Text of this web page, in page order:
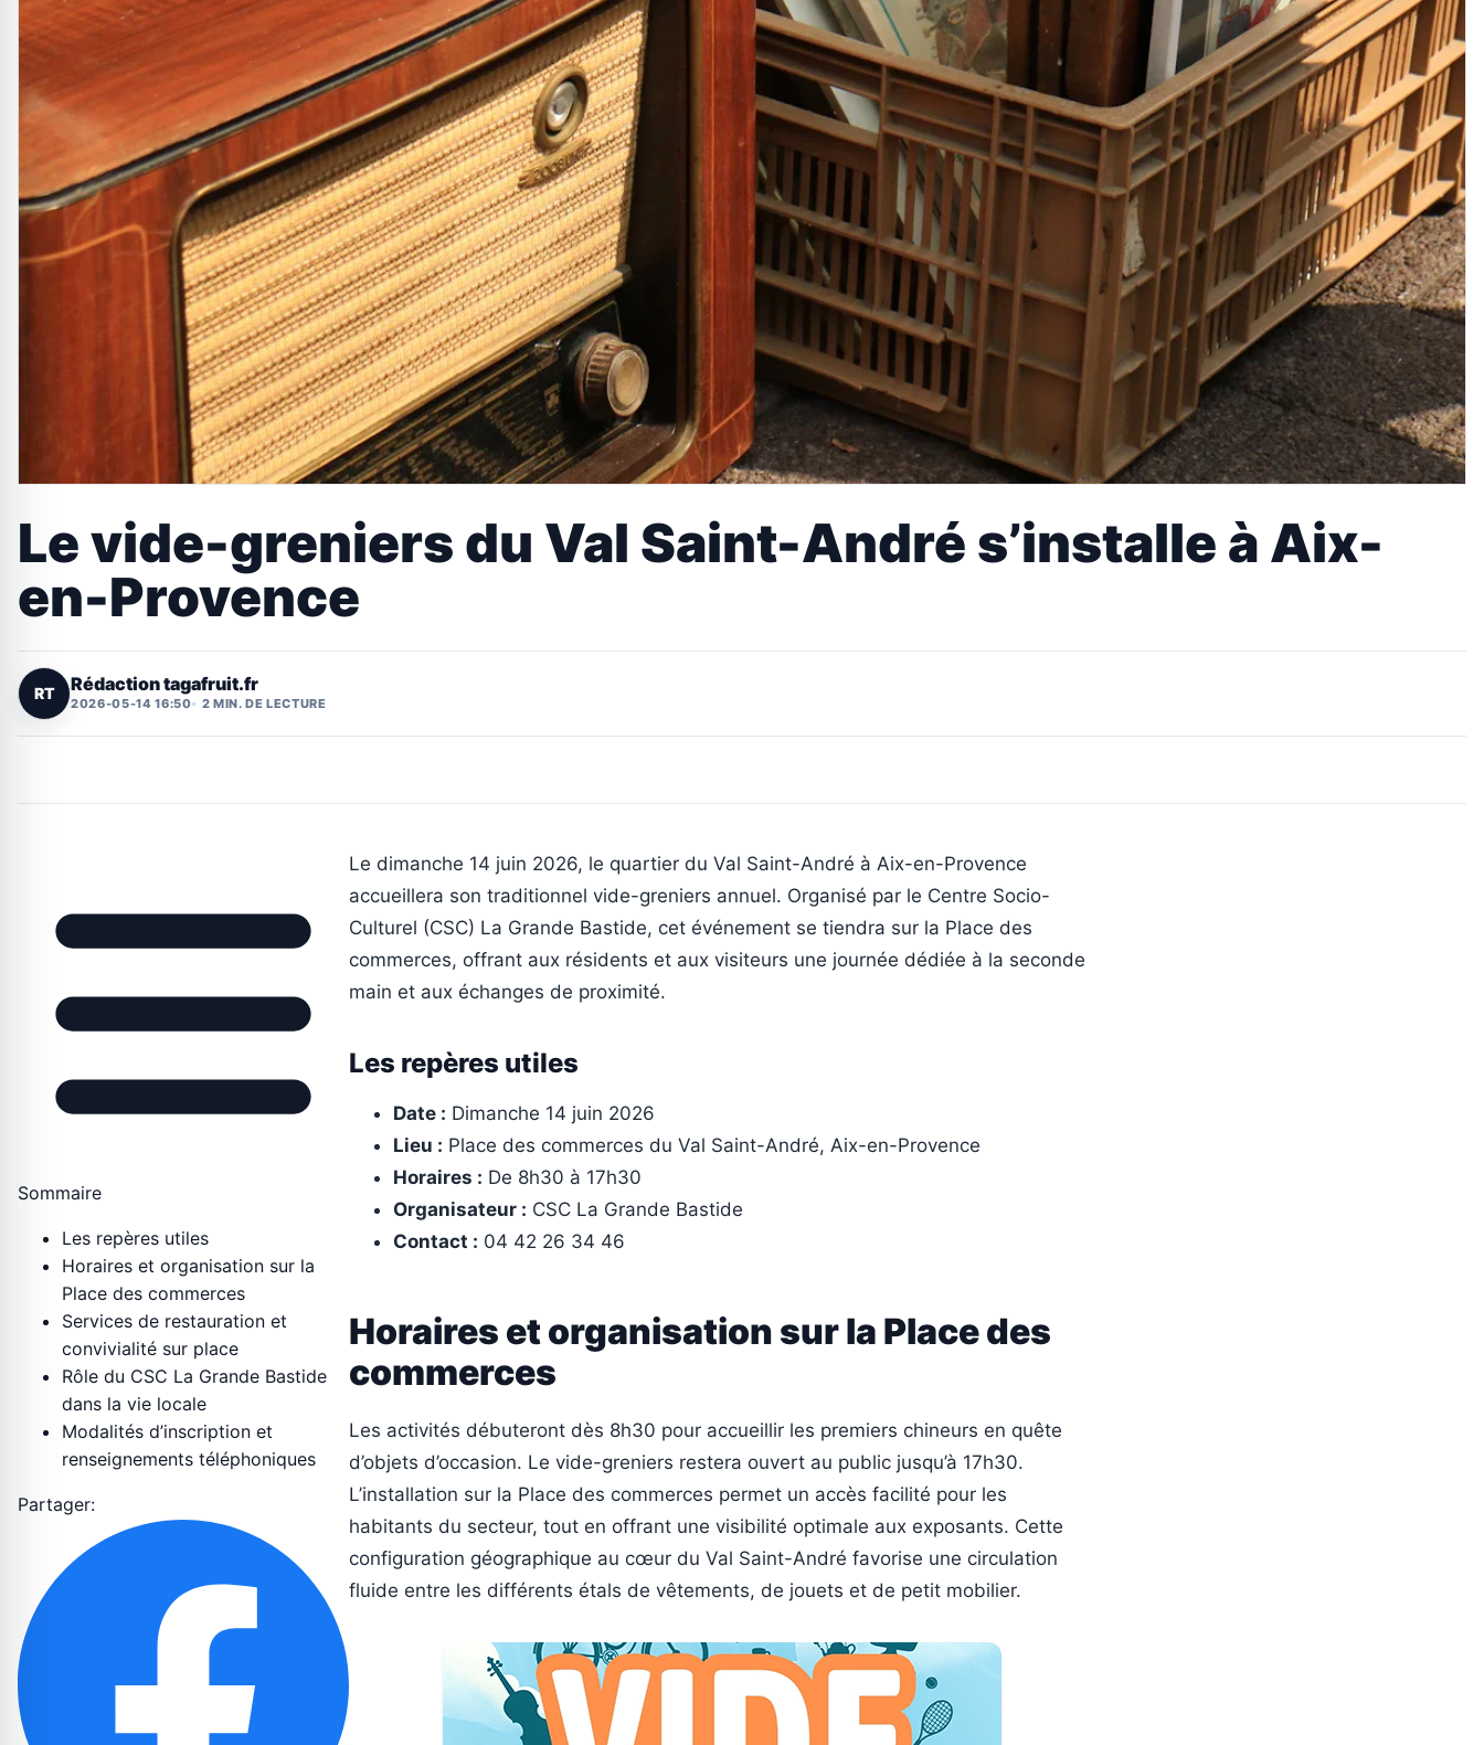
Le vide-greniers du Val Saint-André s’installe à Aix-
en-Provence
RT Rédaction tagafruit.fr
2026-05-14 16:50 2 MIN. DE LECTURE
Sommaire
Les repères utiles
Horaires et organisation sur la
Place des commerces
Services de restauration et
convivialité sur place
Rôle du CSC La Grande Bastide
dans la vie locale
Modalités d’inscription et
renseignements téléphoniques
Partager:
Le dimanche 14 juin 2026, le quartier du Val Saint-André à Aix-en-Provence
accueillera son traditionnel vide-greniers annuel. Organisé par le Centre Socio-
Culturel (CSC) La Grande Bastide, cet événement se tiendra sur la Place des
commerces, offrant aux résidents et aux visiteurs une journée dédiée à la seconde
main et aux échanges de proximité.
Les repères utiles
Date : Dimanche 14 juin 2026
Lieu : Place des commerces du Val Saint-André, Aix-en-Provence
Horaires : De 8h30 à 17h30
Organisateur : CSC La Grande Bastide
Contact : 04 42 26 34 46
Horaires et organisation sur la Place des
commerces
Les activités débuteront dès 8h30 pour accueillir les premiers chineurs en quête
d’objets d’occasion. Le vide-greniers restera ouvert au public jusqu’à 17h30.
L’installation sur la Place des commerces permet un accès facilité pour les
habitants du secteur, tout en offrant une visibilité optimale aux exposants. Cette
configuration géographique au cœur du Val Saint-André favorise une circulation
fluide entre les différents étals de vêtements, de jouets et de petit mobilier.